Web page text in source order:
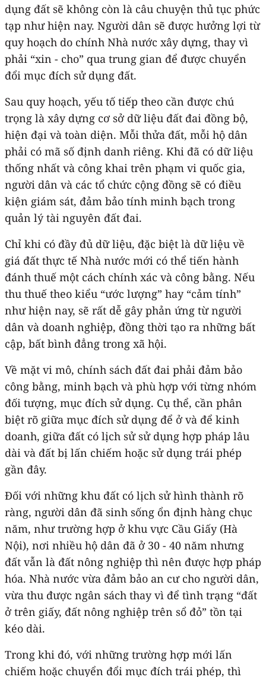
dụng đất sẽ không còn là câu chuyện thủ tục phức
tạp như hiện nay. Người dân sẽ được hưởng lợi từ
quy hoạch do chính Nhà nước xây dựng, thay vì
phải “xin - cho” qua trung gian để được chuyển
đổi mục đích sử dụng đất.
Sau quy hoạch, yếu tố tiếp theo cần được chú
trọng là xây dựng cơ sở dữ liệu đất đai đồng bộ,
hiện đại và toàn diện. Mỗi thửa đất, mỗi hộ dân
phải có mã số định danh riêng. Khi đã có dữ liệu
thống nhất và công khai trên phạm vi quốc gia,
người dân và các tổ chức cộng đồng sẽ có điều
kiện giám sát, đảm bảo tính minh bạch trong
quản lý tài nguyên đất đai.
Chỉ khi có đầy đủ dữ liệu, đặc biệt là dữ liệu về
giá đất thực tế Nhà nước mới có thể tiến hành
đánh thuế một cách chính xác và công bằng. Nếu
thu thuế theo kiểu “ước lượng” hay “cảm tính”
như hiện nay, sẽ rất dễ gây phản ứng từ người
dân và doanh nghiệp, đồng thời tạo ra những bất
cập, bất bình đẳng trong xã hội.
Về mặt vi mô, chính sách đất đai phải đảm bảo
công bằng, minh bạch và phù hợp với từng nhóm
đối tượng, mục đích sử dụng. Cụ thể, cần phân
biệt rõ giữa mục đích sử dụng để ở và để kinh
doanh, giữa đất có lịch sử sử dụng hợp pháp lâu
dài và đất bị lấn chiếm hoặc sử dụng trái phép
gần đây.
Đối với những khu đất có lịch sử hình thành rõ
ràng, người dân đã sinh sống ổn định hàng chục
năm, như trường hợp ở khu vực Cầu Giấy (Hà
Nội), nơi nhiều hộ dân đã ở 30 - 40 năm nhưng
đất vẫn là đất nông nghiệp thì nên được hợp pháp
hóa. Nhà nước vừa đảm bảo an cư cho người dân,
vừa thu được ngân sách thay vì để tình trạng “đất
ở trên giấy, đất nông nghiệp trên sổ đỏ” tồn tại
kéo dài.
Trong khi đó, với những trường hợp mới lấn
chiếm hoặc chuyển đổi mục đích trái phép, thì